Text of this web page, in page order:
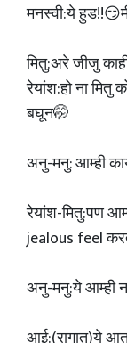
मनस्वी:ये
मितु:अरे जीजु
रेयांश:हो ना
बघून🤭
अनु-मनु: आम्ही
रेयांश-मितु:पण
jealous feel
अनु-मनु:ये आम्ही